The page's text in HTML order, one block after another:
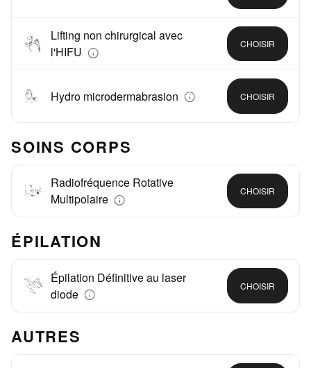
Lifting non chirurgical avec
l'HIFU
CHOISIR
Hydro microdermabrasion CHOISIR
SOINS CORPS
Radiofréquence Rotative
Multipolaire
CHOISIR
ÉPILATION
Épilation Définitive au laser
diode
CHOISIR
AUTRES